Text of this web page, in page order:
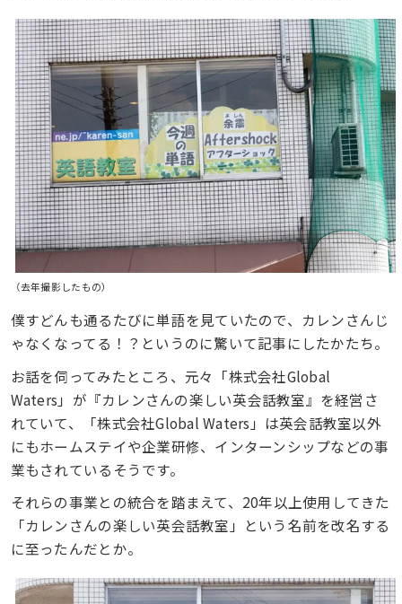
（去年撮影したもの）
僕すどんも通るたびに単語を見ていたので、カレンさんじ
ゃなくなってる！？というのに驚いて記事にしたかたち。
お話を伺ってみたところ、元々「株式会社Global
Waters」が『カレンさんの楽しい英会話教室』を経営さ
れていて、「株式会社Global Waters」は英会話教室以外
にもホームステイや企業研修、インターンシップなどの事
業もされているそうです。
それらの事業との統合を踏まえて、20年以上使用してきた
「カレンさんの楽しい英会話教室」という名前を改名する
に至ったんだとか。